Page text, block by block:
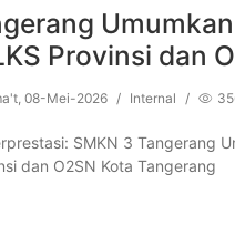
Umumkan
Provinsi dan
08-Mei-2026 / Internal /
SMKN 3 Tangerang
dan O2SN Kota Tangerang